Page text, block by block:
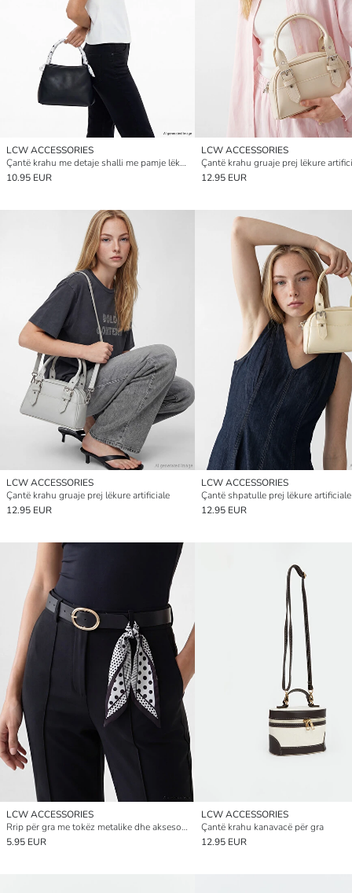
LCW ACCESSORIES
Çantë krahu me detaje shalli me pamje lëkure për gra
10.95 EUR
LCW ACCESSORIES
Çantë krahu gruaje prej lëkure
12.95 EUR
LCW ACCESSORIES
Çantë krahu gruaje prej lëkure artificiale
12.95 EUR
LCW ACCESSORIES
Çantë shpatulle prej lëkure
12.95 EUR
LCW ACCESSORIES
Rrip për gra me tokëz metalike dhe aksesor shalli
5.95 EUR
LCW ACCESSORIES
Çantë krahu kanavacë për gra
12.95 EUR